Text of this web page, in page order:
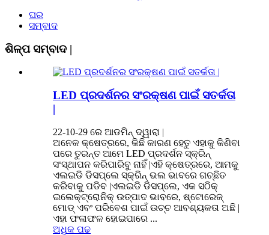
ଘର
ସମ୍ବାଦ
ଶିଳ୍ପ ସମ୍ବାଦ |
LED ପ୍ରଦର୍ଶନର ସଂରକ୍ଷଣ ପାଇଁ ସତର୍କତା
|
22-10-29 ରେ ଆଡମିନ୍ ଦ୍ୱାରା |
ଅନେକ କ୍ଷେତ୍ରରେ, କିଛି କାରଣ ହେତୁ ଏହାକୁ କିଣିବା
ପରେ ତୁରନ୍ତ ଆମେ LED ପ୍ରଦର୍ଶନ ସ୍କ୍ରିନ୍
ସଂସ୍ଥାପନ କରିପାରିବୁ ନାହିଁ |ଏହି କ୍ଷେତ୍ରରେ, ଆମକୁ
ଏଲଇଡି ଡିସପ୍ଲେ ସ୍କ୍ରିନ୍ ଭଲ ଭାବରେ ଗଚ୍ଛିତ
କରିବାକୁ ପଡିବ |ଏଲଇଡି ଡିସପ୍ଲେ, ଏକ ସଠିକ୍
ଇଲେକ୍ଟ୍ରୋନିକ୍ ଉତ୍ପାଦ ଭାବରେ, ଷ୍ଟୋରେଜ୍
ମୋଡ୍ ଏବଂ ପରିବେଶ ପାଇଁ ଉଚ୍ଚ ଆବଶ୍ୟକତା ଅଛି |
ଏହା ଫଳାଫଳ ହୋଇପାରେ ...
ଅଧିକ ପଢ